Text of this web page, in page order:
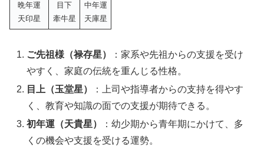
晩年運
天印星
目下
牽牛星
中年運
天庫星
ご先祖様（禄存星）
：家系や先祖からの支援を受け
やすく、家庭の伝統を重んじる性格。
目上（玉堂星）
：上司や指導者からの支持を得やす
く、教育や知識の面での支援が期待できる。
初年運（天貴星）
：幼少期から青年期にかけて、多
くの機会や支援を受ける運勢。